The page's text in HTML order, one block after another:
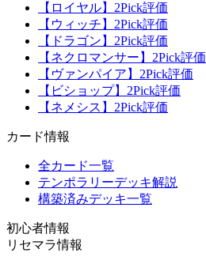
【ロイヤル】2Pick評価
【ウィッチ】2Pick評価
【ドラゴン】2Pick評価
【ネクロマンサー】2Pick評価
【ヴァンパイア】2Pick評価
【ビショップ】2Pick評価
【ネメシス】2Pick評価
カード情報
全カード一覧
テンポラリーデッキ解説
構築済みデッキ一覧
初心者情報
リセマラ情報